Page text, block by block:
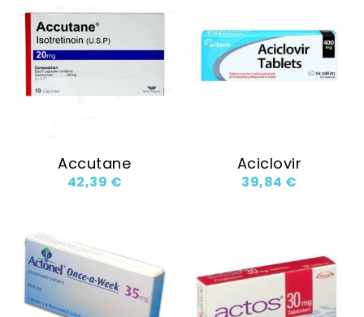
Accutane
42,39 €
Aciclovir
39,84 €